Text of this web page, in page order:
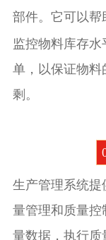
部件。它可以帮
监控物料库存
单，以保证物料
剩。
生产管理系统
量管理和质量
量数据，执行